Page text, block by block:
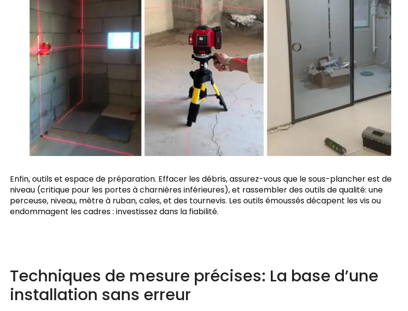
Enfin, outils et espace de préparation. Effacer les débris, assurez-vous que le sous-plancher est de
niveau (critique pour les portes à charnières inférieures), et rassembler des outils de qualité: une
perceuse, niveau, mètre à ruban, cales, et des tournevis. Les outils émoussés décapent les vis ou
endommagent les cadres : investissez dans la fiabilité.
Techniques de mesure précises: La base d’une
installation sans erreur